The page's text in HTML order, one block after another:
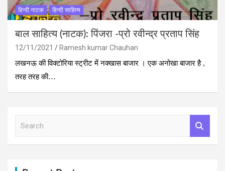
हिन्‍दी नाटक हिन्दी साहित्य
बाल साहित्य (नाटक): पिंजरा -प्रो रवीन्द्र प्रताप सिंह
12/11/2021
Ramesh kumar Chauhan
लखनऊ की विक्टोरिया स्ट्रीट में नक्खास बाजार । एक अनोखा बाजार है ,
तरह तरह की…